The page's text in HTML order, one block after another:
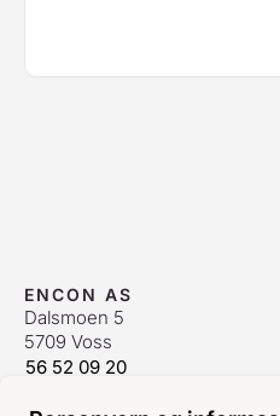
ENCON AS
Dalsmoen 5
5709 Voss
56 52 09 20